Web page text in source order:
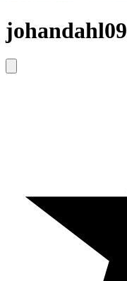
johandahl09